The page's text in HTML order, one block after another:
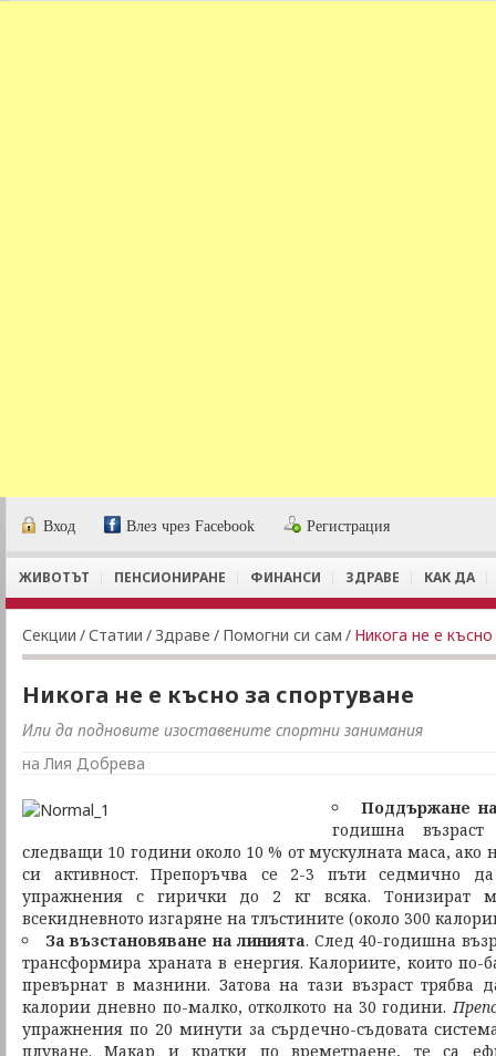
Вход Влез чрез Facebook Регистрация
ЖИВОТЪТ ПЕНСИОНИРАНЕ ФИНАНСИ ЗДРАВЕ КАК ДА
Секции /Статии / Здраве / Помогни си сам / Никога не е
Никога не е късно за спортуване
Или да подновите изоставените спортни занимания
на Лия Добрева
Поддържане
годишна
следващи 10 години около 10 % от мускулната маса, ако
си активност. Препоръчва се 2-3 пъти седмично
упражнения с гирички до 2 кг всяка. Тонизират
всекидневното изгаряне на тлъстините (около 300
За възстановяване на линията. След 40-годишна
трансформира храната в енергия. Калориите, които по-
превърнат в мазнини. Затова на тази възраст трябва
калории дневно по-малко, отколкото на 30 години.
упражнения по 20 минути за сърдечно-съдовата
плуване. Макар и кратки по времетраене, те са